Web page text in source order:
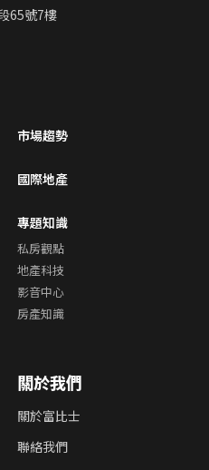
65號7樓
市場趨勢
國際地產
專題知識
私房觀點
地產科技
影音中心
房產知識
關於我們
關於富比士
聯絡我們